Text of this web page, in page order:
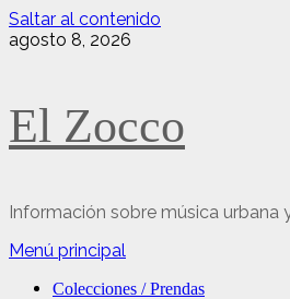
Saltar al contenido
agosto 8, 2026
El Zocco
Información sobre música urbana
Menú principal
Colecciones / Prendas